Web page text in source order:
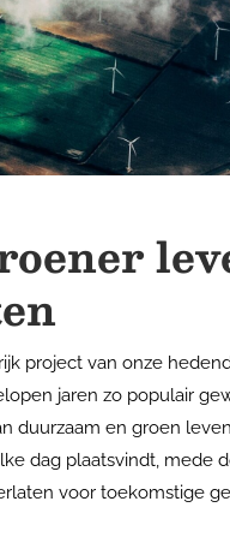
project van onze
jaren zo populair
duurzaam en groen
dag plaatsvindt, mede
voor toekomstige